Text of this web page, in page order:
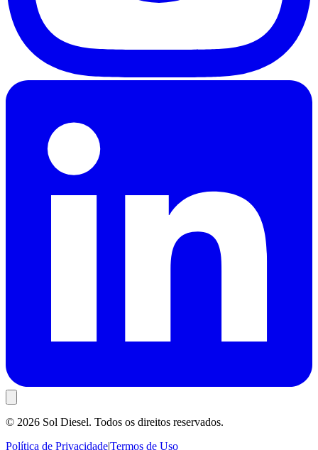
© 2026 Sol Diesel. Todos os direitos reservados.
Política de Privacidade|Termos de Uso